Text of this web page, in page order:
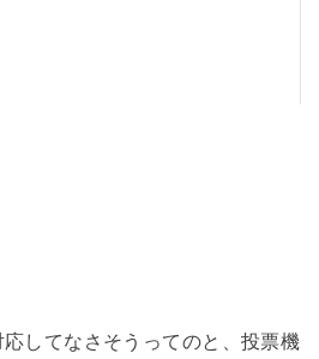
応してなさそうってのと、投票機